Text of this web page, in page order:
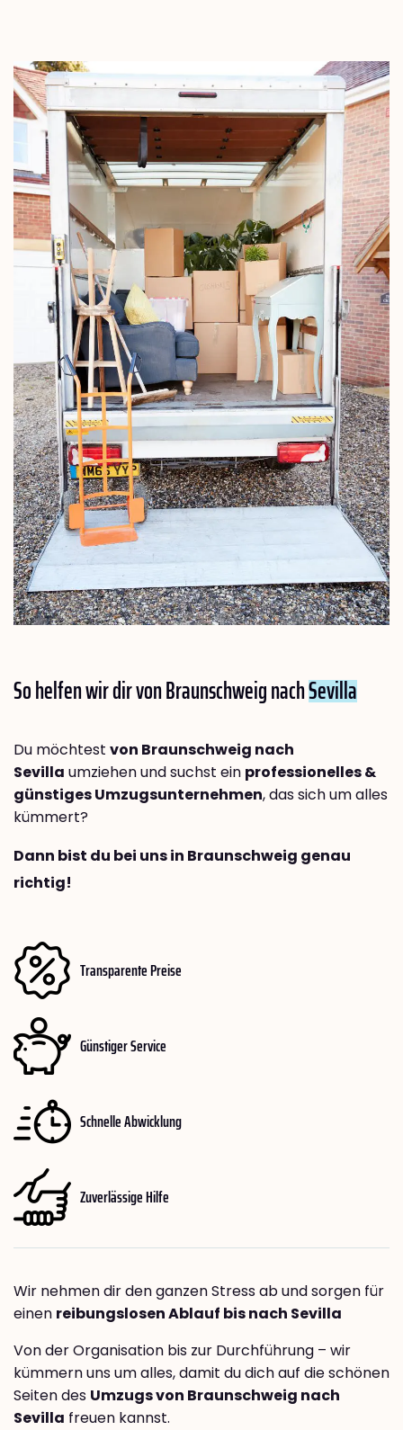
So helfen wir dir von Braunschweig nachSevilla
Du möchtest von Braunschweig nach
Sevilla umziehen und suchst ein professionelles &
günstiges Umzugsunternehmen, das sich um alles
kümmert?
Dann bist du bei uns in Braunschweig genau
richtig!
Transparente Preise
Günstiger Service
Schnelle Abwicklung
Zuverlässige Hilfe
Wir nehmen dir den ganzen Stress ab und sorgen für
einen reibungslosen Ablauf bis nach Sevilla
Von der Organisation bis zur Durchführung – wir
kümmern uns um alles, damit du dich auf die schönen
Seiten des Umzugs von Braunschweig nach
Sevilla freuen kannst.